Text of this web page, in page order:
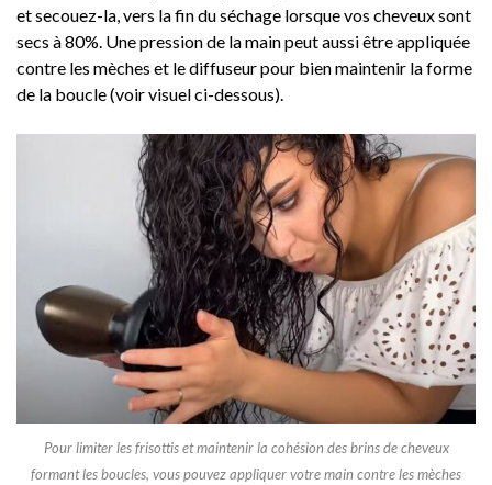
et secouez-la, vers la fin du séchage lorsque vos cheveux sont
secs à 80%. Une pression de la main peut aussi être appliquée
contre les mèches et le diffuseur pour bien maintenir la forme
de la boucle (voir visuel ci-dessous).
Pour limiter les frisottis et maintenir la cohésion des brins de cheveux
formant les boucles, vous pouvez appliquer votre main contre les mèches